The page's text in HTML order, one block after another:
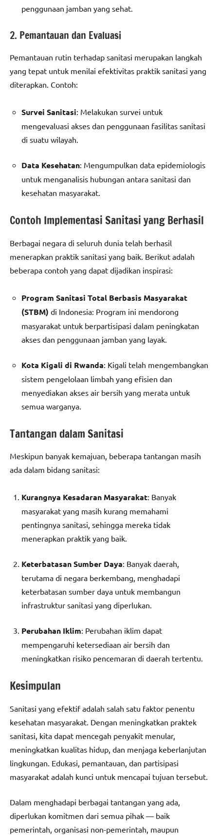
penggunaan jamban yang sehat.
2. Pemantauan dan Evaluasi
Pemantauan rutin terhadap sanitasi merupakan langkah
yang tepat untuk menilai efektivitas praktik sanitasi yang
diterapkan. Contoh:
Survei Sanitasi: Melakukan survei untuk
mengevaluasi akses dan penggunaan fasilitas sanitasi
di suatu wilayah.
Data Kesehatan: Mengumpulkan data epidemiologis
untuk menganalisis hubungan antara sanitasi dan
kesehatan masyarakat.
Contoh Implementasi Sanitasi yang Berhasil
Berbagai negara di seluruh dunia telah berhasil
menerapkan praktik sanitasi yang baik. Berikut adalah
beberapa contoh yang dapat dijadikan inspirasi:
Program Sanitasi Total Berbasis Masyarakat
(STBM) di Indonesia: Program ini mendorong
masyarakat untuk berpartisipasi dalam peningkatan
akses dan penggunaan jamban yang layak.
Kota Kigali di Rwanda: Kigali telah mengembangkan
sistem pengelolaan limbah yang efisien dan
menyediakan akses air bersih yang merata untuk
semua warganya.
Tantangan dalam Sanitasi
Meskipun banyak kemajuan, beberapa tantangan masih
ada dalam bidang sanitasi:
Kurangnya Kesadaran Masyarakat: Banyak
masyarakat yang masih kurang memahami
pentingnya sanitasi, sehingga mereka tidak
menerapkan praktik yang baik.
Keterbatasan Sumber Daya: Banyak daerah,
terutama di negara berkembang, menghadapi
keterbatasan sumber daya untuk membangun
infrastruktur sanitasi yang diperlukan.
Perubahan Iklim: Perubahan iklim dapat
mempengaruhi ketersediaan air bersih dan
meningkatkan risiko pencemaran di daerah tertentu.
Kesimpulan
Sanitasi yang efektif adalah salah satu faktor penentu
kesehatan masyarakat. Dengan meningkatkan praktek
sanitasi, kita dapat mencegah penyakit menular,
meningkatkan kualitas hidup, dan menjaga keberlanjutan
lingkungan. Edukasi, pemantauan, dan partisipasi
masyarakat adalah kunci untuk mencapai tujuan tersebut.
Dalam menghadapi berbagai tantangan yang ada,
diperlukan komitmen dari semua pihak — baik
pemerintah, organisasi non-pemerintah, maupun